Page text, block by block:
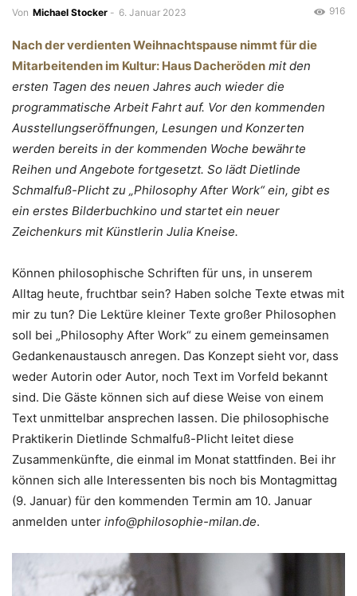
Von Michael Stocker - 6. Januar 2023 916
Nach der verdienten Weihnachtspause nimmt für die
Mitarbeitenden im Kultur: Haus Dacheröden mit den
ersten Tagen des neuen Jahres auch wieder die
programmatische Arbeit Fahrt auf. Vor den kommenden
Ausstellungseröffnungen, Lesungen und Konzerten
werden bereits in der kommenden Woche bewährte
Reihen und Angebote fortgesetzt. So lädt Dietlinde
Schmalfuß-Plicht zu „Philosophy After Work“ ein, gibt es
ein erstes Bilderbuchkino und startet ein neuer
Zeichenkurs mit Künstlerin Julia Kneise.
Können philosophische Schriften für uns, in unserem
Alltag heute, fruchtbar sein? Haben solche Texte etwas mit
mir zu tun? Die Lektüre kleiner Texte großer Philosophen
soll bei „Philosophy After Work“ zu einem gemeinsamen
Gedankenaustausch anregen. Das Konzept sieht vor, dass
weder Autorin oder Autor, noch Text im Vorfeld bekannt
sind. Die Gäste können sich auf diese Weise von einem
Text unmittelbar ansprechen lassen. Die philosophische
Praktikerin Dietlinde Schmalfuß-Plicht leitet diese
Zusammenkünfte, die einmal im Monat stattfinden. Bei ihr
können sich alle Interessenten bis noch bis Montagmittag
(9. Januar) für den kommenden Termin am 10. Januar
anmelden unter info@philosophie-milan.de.